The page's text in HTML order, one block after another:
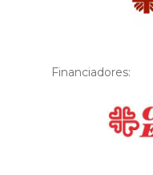
Financiadores: